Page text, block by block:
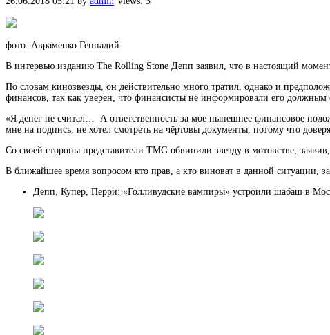
фото: Авраменко Геннадий
В интервью изданию The Rolling Stone Депп заявил, что в настоящий
По словам кинозвезды, он действительно много тратил, однако и
финансов, так как уверен, что финансисты не информировали его должным
«Я денег не считал… А ответственность за мое нынешнее финансовое
мне на подпись, не хотел смотреть на чёртовы документы, потому что
Со своей стороны представители TMG обвинили звезду в мотовстве,
В ближайшее время вопросом кто прав, а кто виноват в данной ситуации,
Депп, Купер, Перри: «Голливудские вампиры» устроили шабаш в